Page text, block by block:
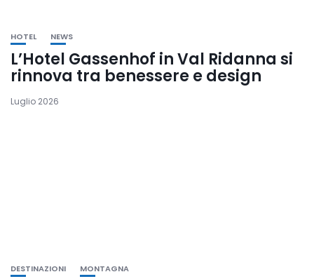
HOTEL NEWS
L’Hotel Gassenhof in Val Ridanna si
rinnova tra benessere e design
Luglio 2026
DESTINAZIONI MONTAGNA